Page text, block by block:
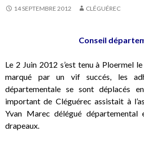
14 SEPTEMBRE 2012 CLÉGUÉREC
Conseil
Le 2 Juin 2012 s’est tenu à Ploermel
marqué par un vif succés, les
départementale se sont déplacés
important de Cléguérec assistait à
Yvan Marec délégué
drapeaux.